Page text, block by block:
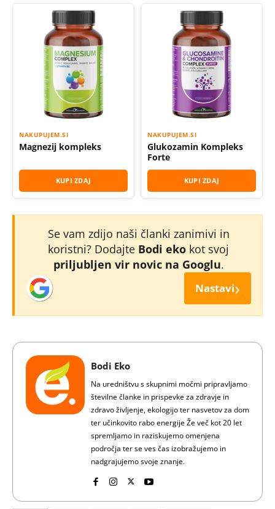
NAKUPUJEM.SI
Magnezij kompleks
KUPI ZDAJ
NAKUPUJEM.SI
Glukozamin Kompleks
Forte
KUPI ZDAJ
Se vam zdijo naši članki zanimivi in
koristni? Dodajte Bodi eko kot svoj
priljubljen vir novic na Googlu.
Nastavi›
Bodi Eko
Na uredništvu s skupnimi močmi pripravljamo
številne članke in prispevke za zdravje in
zdravo življenje, ekologijo ter nasvetov za dom
ter učinkovito rabo energije Že več kot 20 let
spremljamo in raziskujemo omenjena
področja ter se ves čas izobražujemo in
nadgrajujemo svoje znanje.